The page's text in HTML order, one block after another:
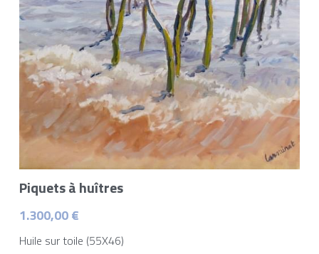
Piquets à huîtres
1.300,00 €
Huile sur toile (55X46)